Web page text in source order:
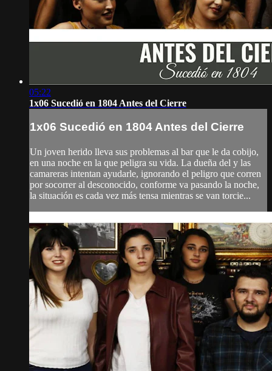
05:22
1x06 Sucedió en 1804 Antes del Cierre
1x06 Sucedió en 1804 Antes del Cierre
Un joven herido lleva sus problemas al bar que le da cobijo,
en una noche en la que peligra su vida. La dueña del y las
camareras intentan ayudarle, ignorando el peligro que corren
por socorrer al desconocido, conforme va pasando la noche,
la situación es cada vez más tensa mientras se van torcie...